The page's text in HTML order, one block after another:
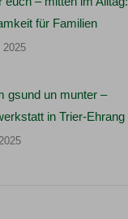
für Familien
2025
gsund un munter –
in Trier-Ehrang